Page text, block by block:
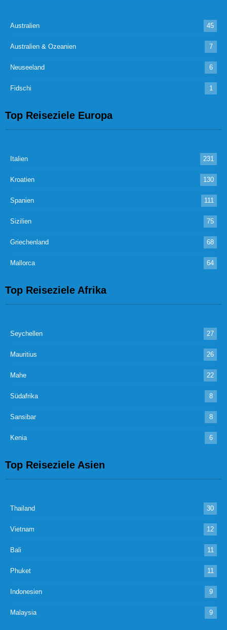
Australien 45
Australien & Ozeanien 7
Neuseeland 6
Fidschi 1
Top Reiseziele Europa
Italien 231
Kroatien 130
Spanien 111
Sizilien 75
Griechenland 68
Mallorca 64
Top Reiseziele Afrika
Seychellen 27
Mauritius 26
Mahe 22
Südafrika 8
Sansibar 8
Kenia 6
Top Reiseziele Asien
Thailand 30
Vietnam 12
Bali 11
Phuket 11
Indonesien 9
Malaysia 9